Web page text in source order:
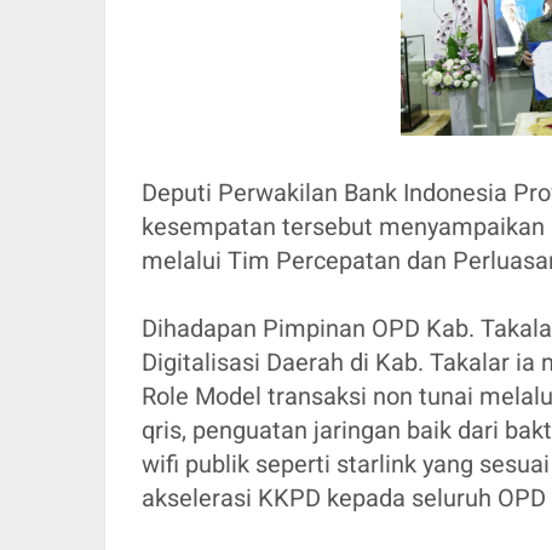
Deputi Perwakilan Bank Indonesia
kesempatan tersebut
melalui Tim Percepatan dan
Dihadapan Pimpinan OPD Kab.
Digitalisasi Daerah di Kab. Takalar ia
Role Model transaksi non tunai
qris, penguatan jaringan baik dari
wifi publik seperti starlink yang
akselerasi KKPD kepada seluruh